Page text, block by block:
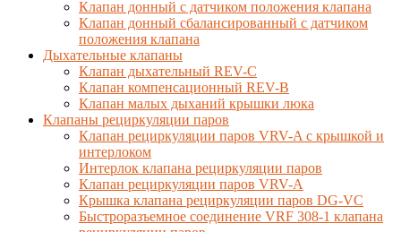
Клапан донный с датчиком положения клапана
Клапан донный сбалансированный с датчиком
положения клапана
Дыхательные клапаны
Клапан дыхательный REV-C
Клапан компенсационный REV-B
Клапан малых дыханий крышки люка
Клапаны рециркуляции паров
Клапан рециркуляции паров VRV-A с крышкой и
интерлоком
Интерлок клапана рециркуляции паров
Клапан рециркуляции паров VRV-A
Крышка клапана рециркуляции паров DG-VC
Быстроразъемное соединение VRF 308-1 клапана